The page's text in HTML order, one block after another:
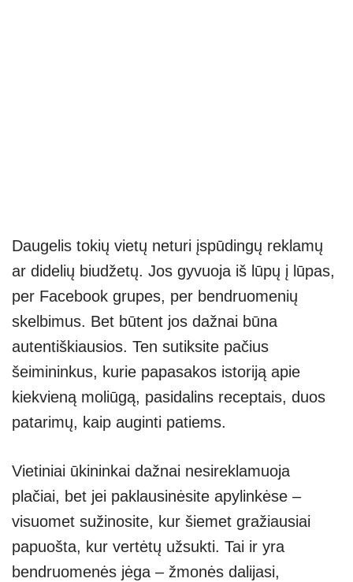
Daugelis tokių vietų neturi įspūdingų reklamų
ar didelių biudžetų. Jos gyvuoja iš lūpų į lūpas,
per Facebook grupes, per bendruomenių
skelbimus. Bet būtent jos dažnai būna
autentiškiausios. Ten sutiksite pačius
šeimininkus, kurie papasakos istoriją apie
kiekvieną moliūgą, pasidalins receptais, duos
patarimų, kaip auginti patiems.
Vietiniai ūkininkai dažnai nesireklamuoja
plačiai, bet jei paklausinėsite apylinkėse –
visuomet sužinosite, kur šiemet gražiausiai
papuošta, kur vertėtų užsukti. Tai ir yra
bendruomenės jėga – žmonės dalijasi,